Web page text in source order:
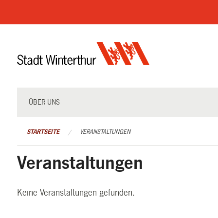
überspringen
ÜBER UNS
STARTSEITE VERANSTALTUNGEN
Veranstaltungen
Keine Veranstaltungen gefunden.